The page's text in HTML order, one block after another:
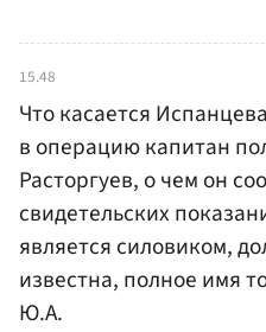
15.48
Что касается
в операцию капитан
Расторгуев, о чем он
свидетельских
является силовиком,
известна, полное имя
Ю.А.